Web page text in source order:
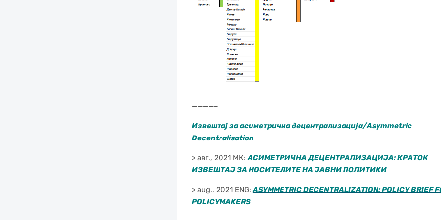
————–
Извештај за асиметрична децентрализација/Asymmetric
Decentralisation
> авг., 2021 МК:АСИМЕТРИЧНА ДЕЦЕНТРАЛИЗАЦИЈА: КРАТОК
ИЗВЕШТАЈ ЗА НОСИТЕЛИТЕ НА ЈАВНИ ПОЛИТИКИ
> aug., 2021 ENG:ASYMMETRIC DECENTRALIZATION: POLICY BRIEF
POLICYMAKERS